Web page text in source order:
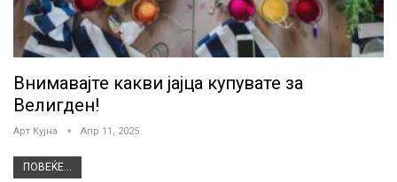
Внимавајте какви јајца купувате за
Велигден!
Арт Кујна Апр 11, 2025
ПОВЕЌЕ...